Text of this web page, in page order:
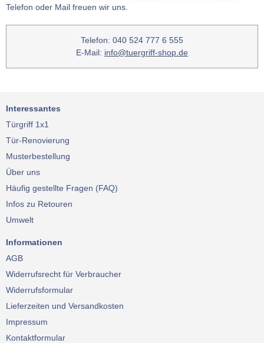
Telefon oder Mail freuen wir uns.
Telefon: 040 524 777 6 555
E-Mail: info@tuergriff-shop.de
Interessantes
Türgriff 1x1
Tür-Renovierung
Musterbestellung
Über uns
Häufig gestellte Fragen (FAQ)
Infos zu Retouren
Umwelt
Informationen
AGB
Widerrufsrecht für Verbraucher
Widerrufsformular
Lieferzeiten und Versandkosten
Impressum
Kontaktformular